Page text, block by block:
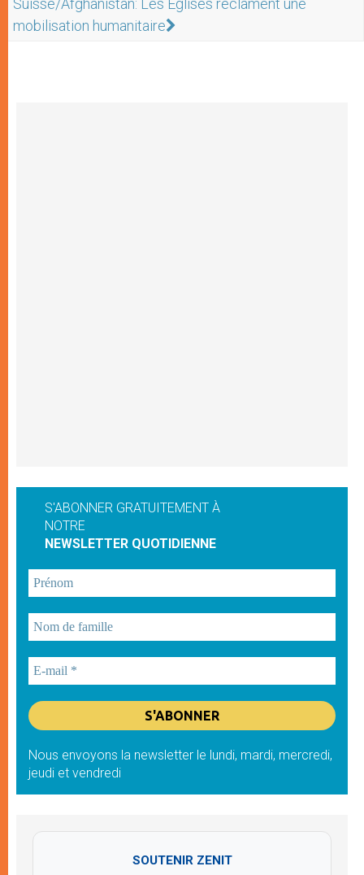
Suisse/Afghanistan: Les Eglises réclament une
mobilisation humanitaire
S'ABONNER GRATUITEMENT À
NOTRE
NEWSLETTER QUOTIDIENNE
Nous envoyons la newsletter le lundi, mardi, mercredi,
jeudi et vendredi
SOUTENIR ZENIT